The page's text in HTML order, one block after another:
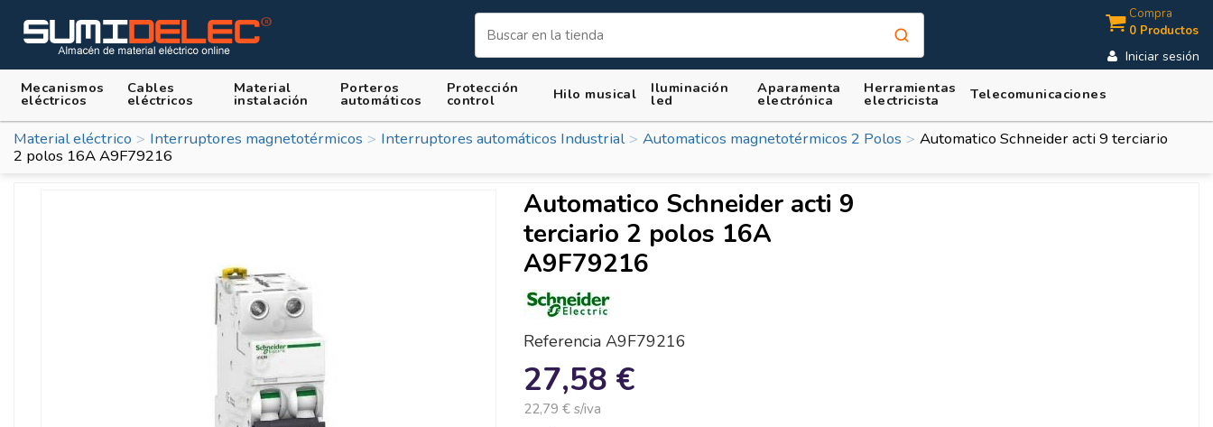
Compra
0 Productos
Iniciar sesión
Mecanismos
eléctricos
Cables
eléctricos
Material
instalación
Porteros
automáticos
Protección
control Hilo musical Iluminación
led
Aparamenta
electrónica
Herramientas
electricista Telecomunicaciones
Material eléctrico Interruptores magnetotérmicos Interruptores automáticos Industrial Automaticos magnetotérmicos 2 Polos
Automatico Schneider acti 9 terciario
2 polos 16A A9F79216
Automatico Schneider acti 9
terciario 2 polos 16A
A9F79216
Referencia A9F79216
27,58 €
22,79 € s/iva